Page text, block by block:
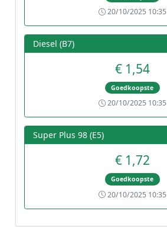
20/10/2025 10:35
Diesel (B7)
€ 1,54
Goedkoopste
20/10/2025 10:35
Super Plus 98 (E5)
€ 1,72
Goedkoopste
20/10/2025 10:35